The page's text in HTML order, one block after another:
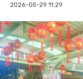
2026-05-29 11:29